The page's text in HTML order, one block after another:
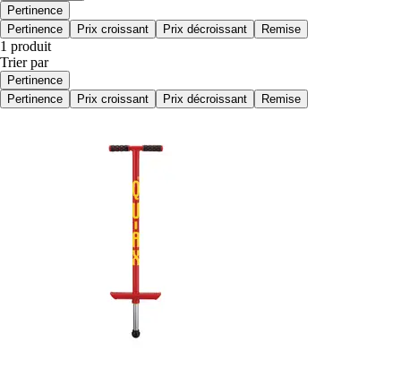
Pertinence
Pertinence
Prix croissant Prix décroissant Remise
1 produit
Trier par
Pertinence
Pertinence
Prix croissant Prix décroissant Remise